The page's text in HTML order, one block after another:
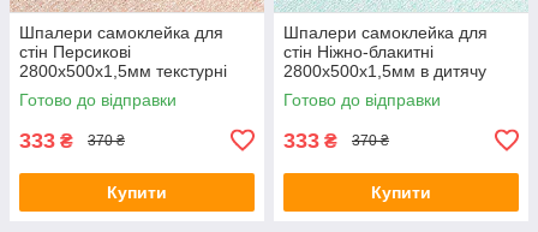
Шпалери самоклейка для
стін Персикові
2800х500х1,5мм текстурні
клейкі однотонні рулонні в
спальню
Готово до відправки
333 ₴ 370 ₴
Купити
Шпалери самоклейка для
стін Ніжно-блакитні
2800х500х1,5мм в дитячу
для хлопчика текстурні
рулонні клейкі
Готово до відправки
333 ₴ 370 ₴
Купити